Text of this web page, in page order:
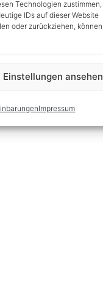
Technologien zustimmen,
IDs auf dieser Website
oder zurückziehen, können
Einstellungen ansehen
Impressum